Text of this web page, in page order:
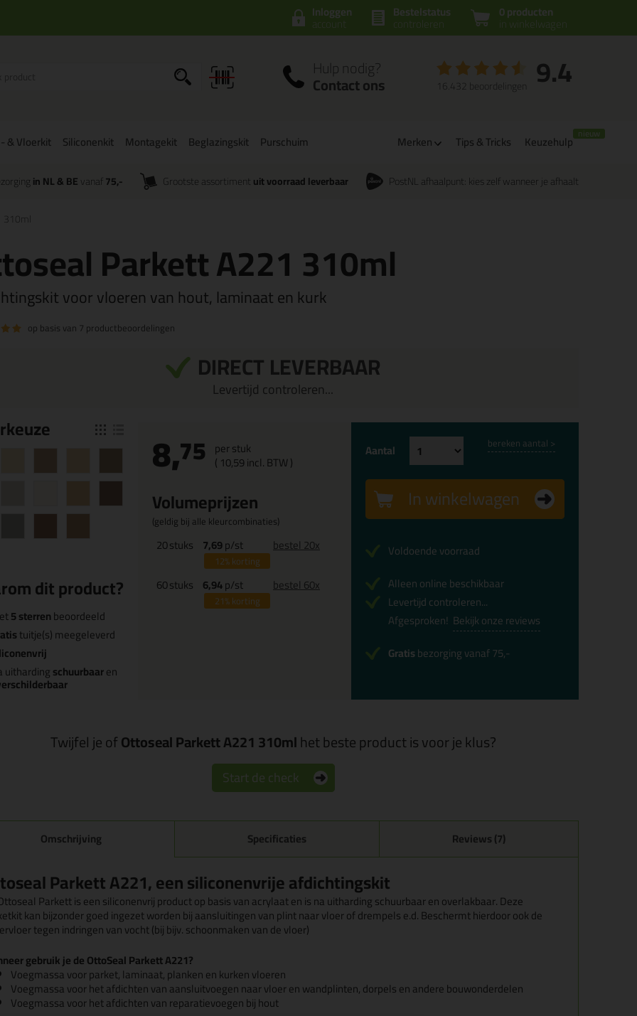
0 producten
in winkelwagen
Bestelstatus
controleren
Inloggen
account
Hulp nodig?
Contact ons 9.4
16.432 beoordelingen
& Vloerkit Siliconenkit Montagekit Beglazingskit Purschuim Merken Tips & Tricks Keuzehulp
in NL & BEvanaf 75,- Grootste assortiment uit voorraad leverbaar PostNL afhaalpunt: kies zelf wanneer je afhaalt
Parkett A221 310ml
voor vloeren van hout, laminaat en kurk
op basis van 7 productbeoordelingen
DIRECT LEVERBAAR
Levertijd controleren...
keuze
dit product?
5 sterrenbeoordeeld
tuitje(s) meegeleverd
uithardingschuurbaaren
8,75 per stuk
( 10,59incl. BTW )
Volumeprijzen
(geldig bij alle kleurcombinaties)
20stuks 7,69p/st
12%korting
bestel 20x
60stuks 6,94p/st
21%korting
bestel 60x
Aantal bereken aantal >
In winkelwagen
Voldoende voorraad
Alleen online beschikbaar
Levertijd controleren...
Afgesproken! Bekijk onze reviews
Gratisbezorging vanaf 75,-
Twijfel je ofOttoseal Parkett A221 310mlhet beste product is voor je klus?
Start de check
Omschrijving Specificaties Reviews (7)
Parkett A221, een siliconenvrije afdichtingskit
Parkett is een siliconenvrij product op basis van acrylaat en is na uitharding schuurbaar en overlakbaar. Deze
kan bijzonder goed ingezet worden bij aansluitingen van plint naar vloer of drempels e.d. Beschermt hierdoor ook de
tegen indringen van vocht (bij bijv. schoonmaken van de vloer)
gebruik je de OttoSeal Parkett A221?
Voegmassa voor parket, laminaat, planken en kurken vloeren
Voegmassa voor het afdichten van aansluitvoegen naar vloer en wandplinten, dorpels en andere bouwonderdelen
Voegmassa voor het afdichten van reparatievoegen bij hout